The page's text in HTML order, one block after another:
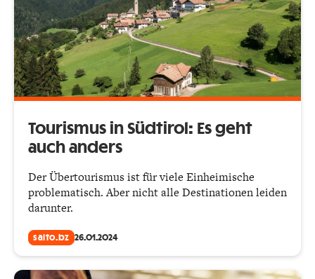
Tourismus in Südtirol: Es geht
auch anders
Der Übertourismus ist für viele Einheimische
problematisch. Aber nicht alle Destinationen leiden
darunter.
salto.bz 26.01.2024